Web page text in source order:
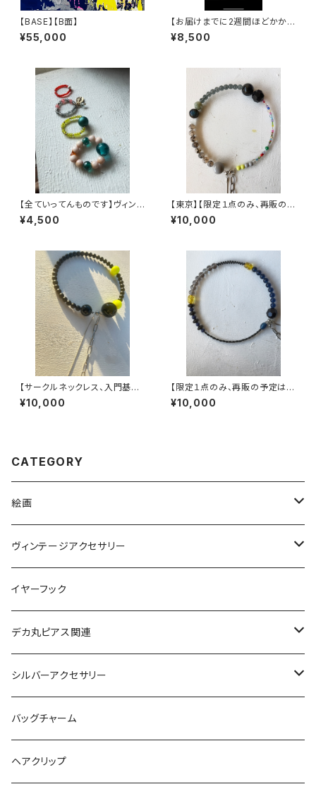
【BASE】【B面】
¥55,000
【お届けまでに2週間ほどかかり
ます】使い方何通り？？ ガチャ
ガチャ自分でカスタム出来るネッ
¥8,500
【全ていってんものです】ヴィンテ
ージビーズで作ったビーズリン
グ
¥4,500
【東京】【限定１点のみ、再販の予
定はありません】ヴィンテージパ
ーツで作った丸型3wayネック
¥10,000
【サークルネックレス、入門基本
セット】ヴィンテージパーツで作
った丸型3wayネックレス【3股】
¥10,000
【限定１点のみ、再販の予定はあ
りません】ヴィンテージパーツで
作った丸型3wayネックレス【3
¥10,000
CATEGORY
絵画
絵画ピアス
ヴィンテージアクセサリー
ヴィンテージネックレス
ヴィンテージピアス
ヴィンテージブレスレット
ヴィンテージピンバッジ
ヴィンテージリング
イヤーフック
デカ丸ピアス関連
限定カラー
常設カラー
デカマルチョーカー
デカ丸アートピアス
シルバーアクセサリー
シルバーリング
シルバーネックレス
バッグチャーム
ヘアクリップ